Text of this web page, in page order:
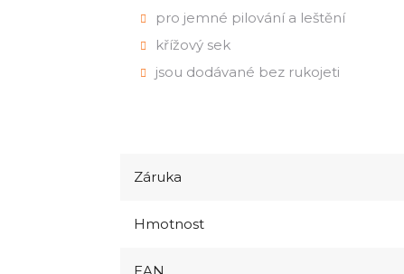
pro jemné pilování a leštění
křížový sek
jsou dodávané bez rukojeti
Záruka
Hmotnost